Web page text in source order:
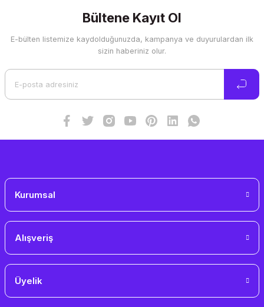
Görüş ve önerileriniz için teşekkür ederiz.
Ürün resmi kalitesiz, bozuk veya görüntülenemiyor.
Bültene Kayıt Ol
E-bülten listemize kaydolduğunuzda, kampanya ve duyurulardan ilk
sizin haberiniz olur.
Kurumsal
Alışveriş
Üyelik